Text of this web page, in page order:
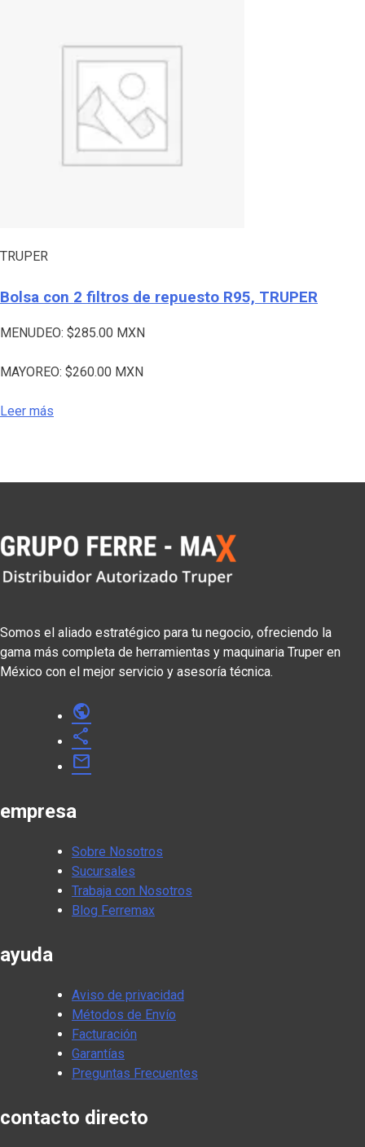
TRUPER
Bolsa con 2 filtros de repuesto R95, TRUPER
MENUDEO: $285.00 MXN
MAYOREO: $260.00 MXN
Leer más
Somos el aliado estratégico para tu negocio, ofreciendo la
gama más completa de herramientas y maquinaria Truper en
México con el mejor servicio y asesoría técnica.
public
share
mail
empresa
Sobre Nosotros
Sucursales
Trabaja con Nosotros
Blog Ferremax
ayuda
Aviso de privacidad
Métodos de Envío
Facturación
Garantías
Preguntas Frecuentes
contacto directo